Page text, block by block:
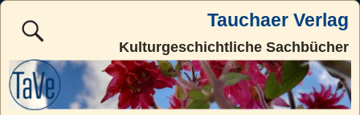
Tauchaer Verlag
Kulturgeschichtliche Sachbücher